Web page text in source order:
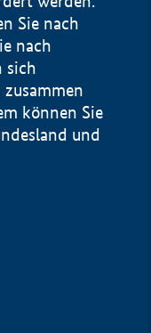
Sie nach
nach
sich
können Sie
und